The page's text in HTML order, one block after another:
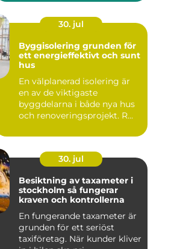
30. jul
Byggisolering grunden för
ett energieffektivt och sunt
hus
En välplanerad isolering är
en av de viktigaste
byggdelarna i både nya hus
och renoveringsprojekt. R...
30. jul
Besiktning av taxameter i
stockholm så fungerar
kraven och kontrollerna
En fungerande taxameter är
grunden för ett seriöst
taxiföretag. När kunder kliver